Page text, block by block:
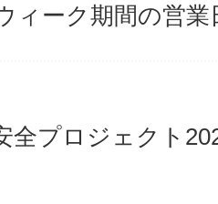
ィーク期間の営
全プロジェクト